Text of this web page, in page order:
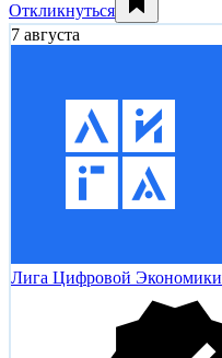
Откликнуться
7 августа
Лига Цифровой Экономики